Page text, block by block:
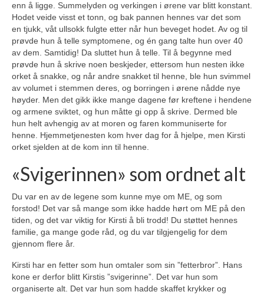
enn å ligge. Summelyden og verkingen i ørene var blitt konstant.
Hodet veide visst et tonn, og bak pannen hennes var det som
en tjukk, våt ullsokk fulgte etter når hun beveget hodet. Av og til
prøvde hun å telle symptomene, og én gang talte hun over 40
av dem. Samtidig! Da sluttet hun å telle. Til å begynne med
prøvde hun å skrive noen beskjeder, ettersom hun nesten ikke
orket å snakke, og når andre snakket til henne, ble hun svimmel
av volumet i stemmen deres, og borringen i ørene nådde nye
høyder. Men det gikk ikke mange dagene før kreftene i hendene
og armene sviktet, og hun måtte gi opp å skrive. Dermed ble
hun helt avhengig av at moren og faren kommuniserte for
henne. Hjemmetjenesten kom hver dag for å hjelpe, men Kirsti
orket sjelden at de kom inn til henne.
«Svigerinnen» som ordnet alt
Du var en av de legene som kunne mye om ME, og som
forstod! Det var så mange som ikke hadde hørt om ME på den
tiden, og det var viktig for Kirsti å bli trodd! Du støttet hennes
familie, ga mange gode råd, og du var tilgjengelig for dem
gjennom flere år.
Kirsti har en fetter som hun omtaler som sin ”fetterbror”. Hans
kone er derfor blitt Kirstis ”svigerinne”. Det var hun som
organiserte alt. Det var hun som hadde skaffet krykker og